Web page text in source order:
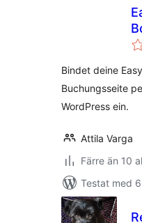
Bindet deine
Buchungsseite
WordPress ein.
Attila Varga
Färre än 10
Testat med